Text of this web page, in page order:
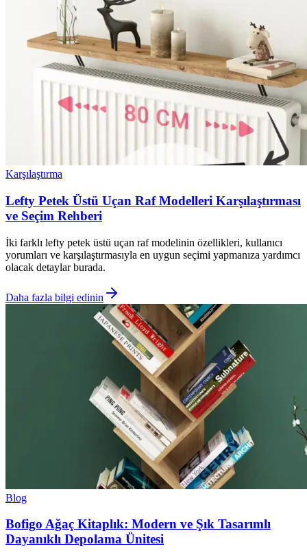
Karşılaştırma
Lefty Petek Üstü Uçan Raf Modelleri Karşılaştırması
ve Seçim Rehberi
İki farklı lefty petek üstü uçan raf modelinin özellikleri, kullanıcı
yorumları ve karşılaştırmasıyla en uygun seçimi yapmanıza yardımcı
olacak detaylar burada.
Daha fazla bilgi edinin
Blog
Bofigo Ağaç Kitaplık: Modern ve Şık Tasarımlı
Dayanıklı Depolama Ünitesi